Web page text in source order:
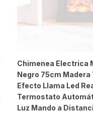
Chimenea Electrica
Negro 75cm
Efecto Llama Led
Termostato
Luz Mando a